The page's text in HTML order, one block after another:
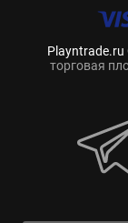
Playntrade.ru
торговая